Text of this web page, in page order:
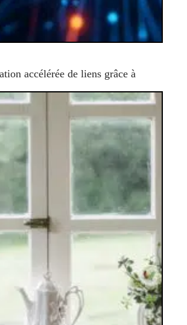
accélérée de liens grâce à